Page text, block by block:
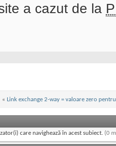
a cazut de la
« Link exchange 2-way = valoare zero
care navighează în acest subiect. (0